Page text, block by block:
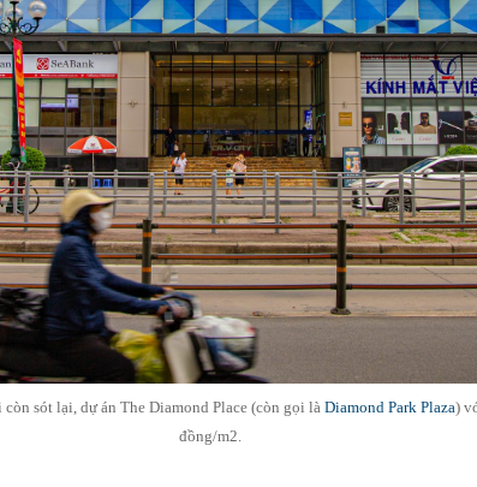
sót lại, dự án The Diamond Place (còn gọi là Diamond Park Plaza)
đồng/m2.